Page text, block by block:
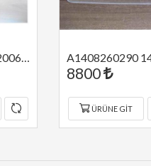
A1408200677 1408200677 MERCEDES W140 SAĞ STOP DUYU ORJİNAL
8800
ÜRÜNE GIT